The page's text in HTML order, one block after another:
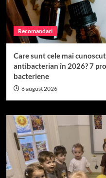
Recomandari
Care sunt cele mai
antibacterian în 2026? 7
bacteriene
6 august 2026